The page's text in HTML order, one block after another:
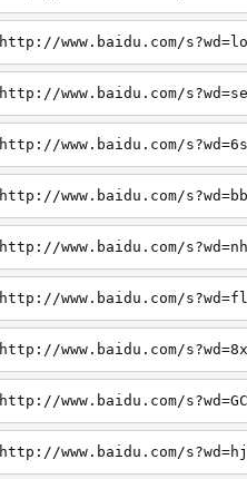
http://www.baidu.com/
http://www.baidu.com/
http://www.baidu.com/
http://www.baidu.com/
http://www.baidu.com/
http://www.baidu.com/
http://www.baidu.com/
http://www.baidu.com/
http://www.baidu.com/